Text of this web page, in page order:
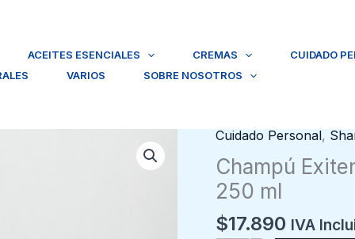
ACEITES ESENCIALES CREMAS
CUIDADO
VARIOS SOBRE NOSOTROS
Cuidado Personal,
Champú
250 ml
$17.890 IVA